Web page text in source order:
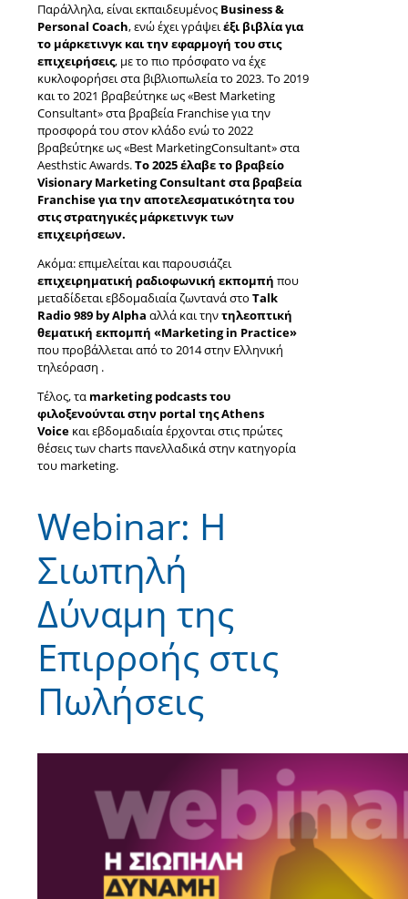
Παράλληλα, είναι εκπαιδευμένος Business &
Personal Coach, ενώ έχει γράψειέξι βιβλία για
το μάρκετινγκ και την εφαρμογή του στις
επιχειρήσεις, με το πιο πρόσφατο να έχε
κυκλοφορήσει στα βιβλιοπωλεία το 2023. Το 2019
και το 2021 βραβεύτηκε ως «Best Marketing
Consultant» στα βραβεία Franchise για την
προσφορά του στον κλάδο ενώ το 2022
βραβεύτηκε ως «Best MarketingConsultant» στα
Aesthstic Awards.To 2025 έλαβε το βραβείο
Visionary Marketing Consultant στα βραβεία
Franchise για την αποτελεσματικότητα του
στις στρατηγικές μάρκετινγκ των
επιχειρήσεων.
Ακόμα: επιμελείται και παρουσιάζει
επιχειρηματική ραδιοφωνική εκπομπή που
μεταδίδεται εβδομαδιαία ζωντανά στο Talk
Radio 989 by Alpha αλλά και τηντηλεοπτική
θεματική εκπομπή «Marketing in Practice»
που προβάλλεται από το 2014 στην Ελληνική
τηλεόραση .
Τέλος, τα marketing podcasts του
φιλοξενούνται στην portal της Athens
Voice και εβδομαδιαία έρχονται στις πρώτες
θέσεις των charts πανελλαδικά στην κατηγορία
του marketing.
Webinar: Η
Σιωπηλή
Δύναμη της
Επιρροής στις
Πωλήσεις